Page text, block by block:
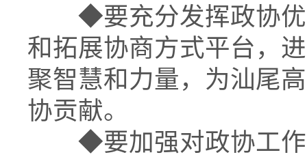
◆要充分发挥政协
和拓展协商方式平台，
聚智慧和力量，为汕尾
协贡献。
◆要加强对政协工